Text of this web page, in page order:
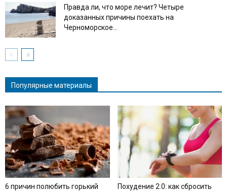
Правда ли, что море лечит? Четыре
доказанных причины поехать на
Черноморское...
Популярные материалы
6 причин полюбить горький
Похудение 2.0: как сбросить